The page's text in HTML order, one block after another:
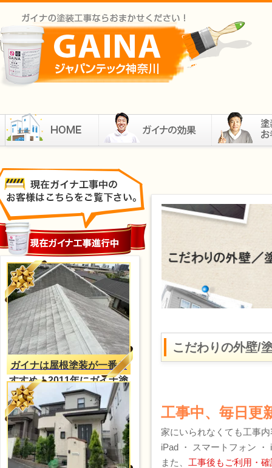
ガイナは屋根塗装が一番お
すすめ！2011年にガイナ塗
装・2023年再塗装（H様
邸）
こだわりの外壁/
工事中、毎日更
家にいられなくても工事
iPad ・ スマートフォン
また、 工事後もご利用・確